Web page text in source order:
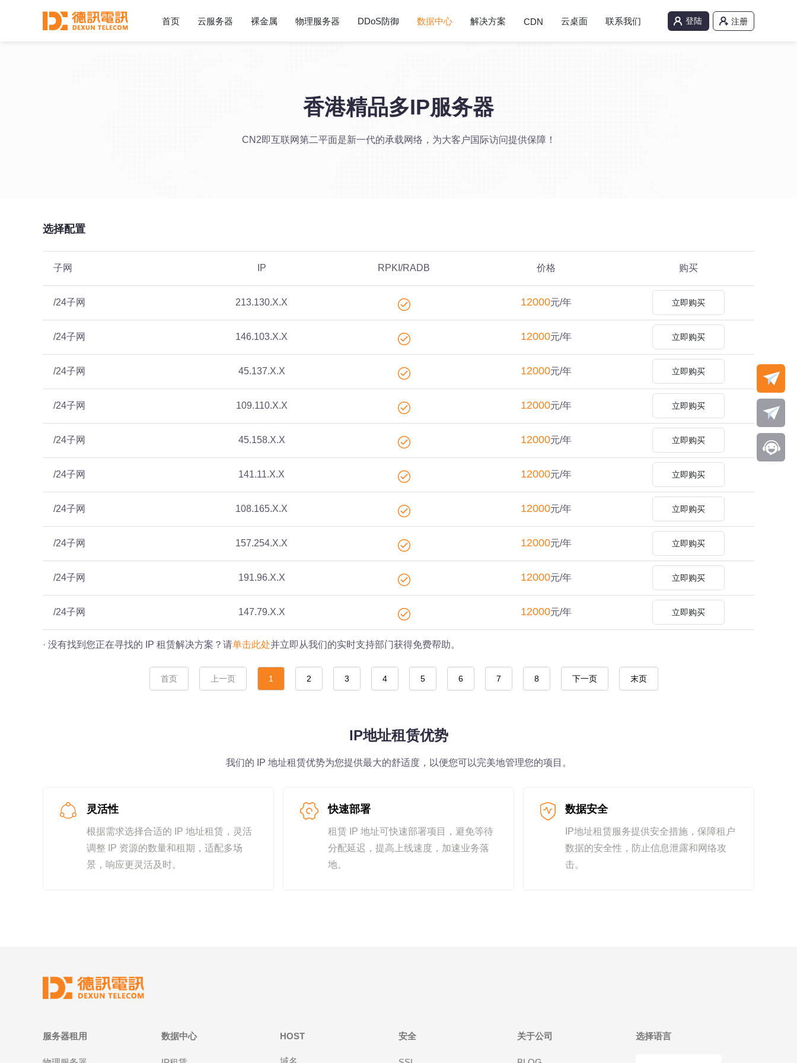
首页 云服务器 裸金属 物理服务器 DDoS防御 数据中心 解决方案 CDN 云桌面 联系我们 登陆 注册
香港精品多IP服务器
CN2即互联网第二平面是新一代的承载网络，为大客户国际访问提供保障！
选择配置
子网 IP RPKI/RADB 价格 购买
/24子网 213.130.X.X 12000元/年 立即购买
/24子网 146.103.X.X 12000元/年 立即购买
/24子网 45.137.X.X 12000元/年 立即购买
/24子网 109.110.X.X 12000元/年 立即购买
/24子网 45.158.X.X 12000元/年 立即购买
/24子网 141.11.X.X 12000元/年 立即购买
/24子网 108.165.X.X 12000元/年 立即购买
/24子网 157.254.X.X 12000元/年 立即购买
/24子网 191.96.X.X 12000元/年 立即购买
/24子网 147.79.X.X 12000元/年 立即购买
· 没有找到您正在寻找的 IP 租赁解决方案？请单击此处并立即从我们的实时支持部门获得免费帮助。
首页 上一页 1 2 3 4 5 6 7 8 下一页 末页
IP地址租赁优势
我们的 IP 地址租赁优势为您提供最大的舒适度，以便您可以完美地管理您的项目。
灵活性
根据需求选择合适的 IP 地址租赁，灵活
调整 IP 资源的数量和租期，适配多场
景，响应更灵活及时。
快速部署
租赁 IP 地址可快速部署项目，避免等待
分配延迟，提高上线速度，加速业务落
地。
数据安全
IP地址租赁服务提供安全措施，保障租户
数据的安全性，防止信息泄露和网络攻
击。
服务器租用 数据中心 HOST
域名
安全 关于公司 选择语言